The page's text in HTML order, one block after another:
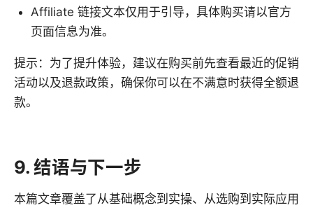
Affiliate 链接文本仅用于引导，具体购买请以官方
页面信息为准。
提示：为了提升体验，建议在购买前先查看最近的促销
活动以及退款政策，确保你可以在不满意时获得全额退
款。
9. 结语与下一步
本篇文章覆盖了从基础概念到实操、从选购到实际应用